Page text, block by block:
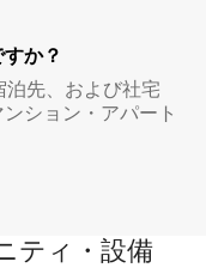
か？
先、および社宅
ション・アパート
ティ・設備